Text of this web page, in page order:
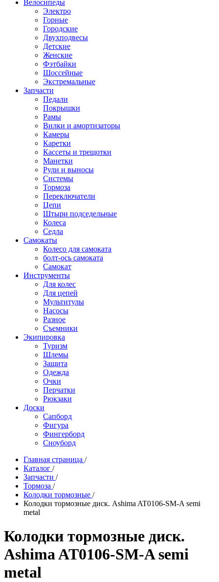
Велосипеды
Электро
Горные
Городские
Двухподвесы
Детские
Женские
Фэтбайки
Шоссейные
Экстремальные
Запчасти
Педали
Покрышки
Рамы
Вилки и амортизаторы
Камеры
Каретки
Кассеты и трещотки
Манетки
Рули и выносы
Системы
Тормоза
Переключатели
Цепи
Штыри подседельные
Колеса
Седла
Самокаты
Колесо для самоката
болт-ось самоката
Самокат
Инструменты
Для колес
Для цепей
Мультитулы
Насосы
Разное
Съемники
Экипировка
Туризм
Шлемы
Защита
Одежда
Очки
Перчатки
Рюкзаки
Доски
Сапборд
Фигура
Фингерборд
Сноуборд
Главная страница /
Каталог /
Запчасти /
Тормоза /
Колодки тормозные /
Колодки тормозные диск. Ashima AT0106-SM-A semi
metal
Колодки тормозные диск.
Ashima AT0106-SM-A semi
metal